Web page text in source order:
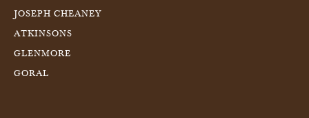
JOSEPH CHEANEY
ATKINSONS
GLENMORE
GORAL